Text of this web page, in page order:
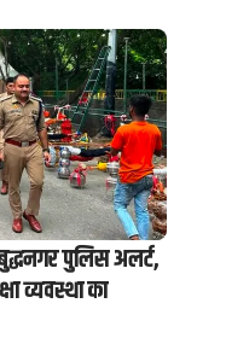
पुलिस अलर्ट,
व्यवस्था का